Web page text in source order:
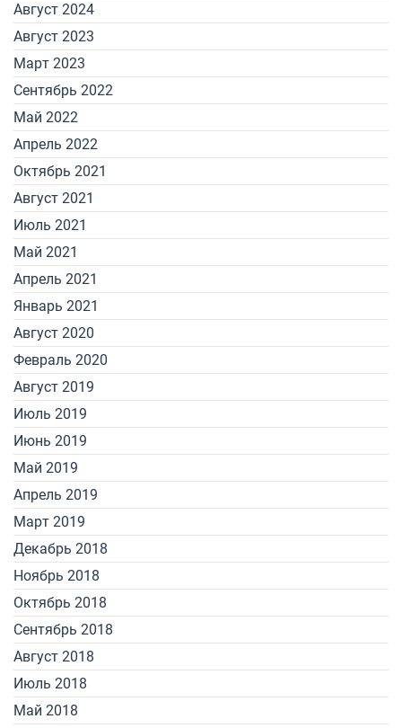
Август 2024
Август 2023
Март 2023
Сентябрь 2022
Май 2022
Апрель 2022
Октябрь 2021
Август 2021
Июль 2021
Май 2021
Апрель 2021
Январь 2021
Август 2020
Февраль 2020
Август 2019
Июль 2019
Июнь 2019
Май 2019
Апрель 2019
Март 2019
Декабрь 2018
Ноябрь 2018
Октябрь 2018
Сентябрь 2018
Август 2018
Июль 2018
Май 2018